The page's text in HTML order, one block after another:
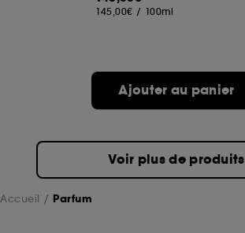
145,00€ / 100ml
Ajouter au panier
Voir plus de produits
Accueil Parfum